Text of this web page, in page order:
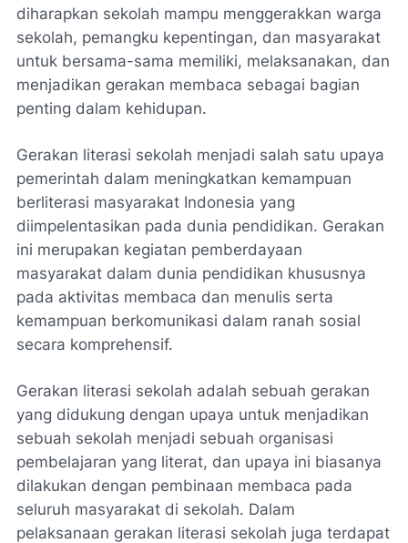
diharapkan sekolah mampu menggerakkan warga
sekolah, pemangku kepentingan, dan masyarakat
untuk bersama-sama memiliki, melaksanakan, dan
menjadikan gerakan membaca sebagai bagian
penting dalam kehidupan.
Gerakan literasi sekolah menjadi salah satu upaya
pemerintah dalam meningkatkan kemampuan
berliterasi masyarakat Indonesia yang
diimpelentasikan pada dunia pendidikan. Gerakan
ini merupakan kegiatan pemberdayaan
masyarakat dalam dunia pendidikan khususnya
pada aktivitas membaca dan menulis serta
kemampuan berkomunikasi dalam ranah sosial
secara komprehensif.
Gerakan literasi sekolah adalah sebuah gerakan
yang didukung dengan upaya untuk menjadikan
sebuah sekolah menjadi sebuah organisasi
pembelajaran yang literat, dan upaya ini biasanya
dilakukan dengan pembinaan membaca pada
seluruh masyarakat di sekolah. Dalam
pelaksanaan gerakan literasi sekolah juga terdapat